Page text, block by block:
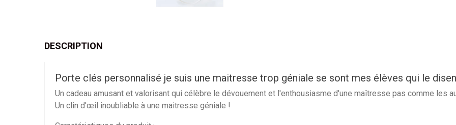
DESCRIPTION
Porte clés personnalisé je suis une maitresse trop géniale se sont mes élèves qui le
Un cadeau amusant et valorisant qui célèbre le dévouement et l'enthousiasme d'une maîtresse pas comme les
Un clin d'œil inoubliable à une maitresse géniale !